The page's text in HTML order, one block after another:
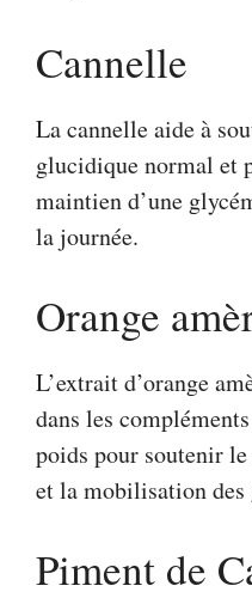
Cannelle
La cannelle aide à
glucidique normal et
maintien d’une
la journée.
Orange
L’extrait d’orange
dans les
poids pour soutenir
et la mobilisation des
Piment de